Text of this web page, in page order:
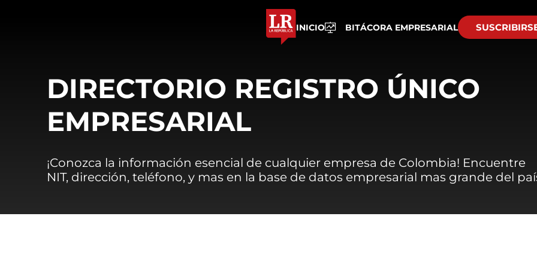
INICIO BITÁCORA EMPRESARIAL
DIRECTORIO REGISTRO ÚNICO
EMPRESARIAL
¡Conozca la información esencial de cualquier empresa de Colombia! Encuentre
NIT, dirección, teléfono, y mas en la base de datos empresarial mas grande del